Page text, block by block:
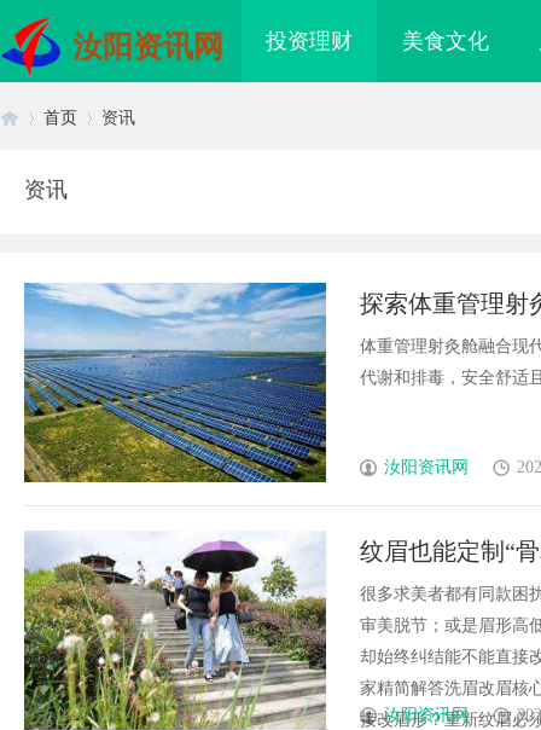
汝阳资讯网 投资理财 美食文化
首页 资讯
资讯
探索体重管理射
体重管理射灸舱融合现
代谢和排毒，安全舒适
汝阳资讯网
纹眉也能定制“
满！（附2026年
很多求美者都有同款困
审美脱节；或是眉形高
却始终纠结能不能直接
家精简解答洗眉改眉核
接改眉形？重新纹眉必
汝阳资讯网
岩板官网：打造高品
平台
深入解析b2b网站导航的重要性
化策略